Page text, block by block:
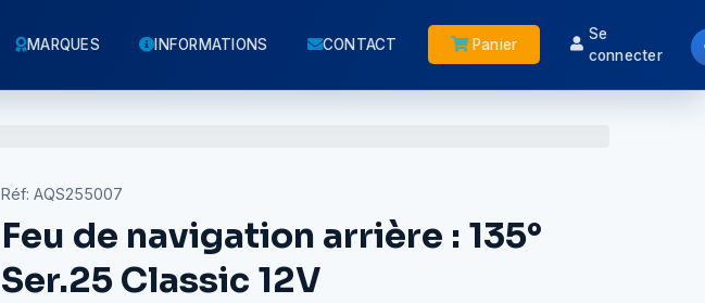
MARQUES INFORMATIONS CONTACT Panier
Se
connecter
Réf: AQS255007
Feu de navigation arrière : 135°
Ser.25 Classic 12V